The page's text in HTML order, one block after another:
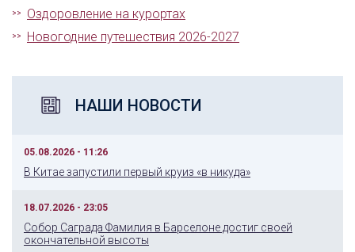
Оздоровление на курортах
Новогодние путешествия 2026-2027
НАШИ НОВОСТИ
05.08.2026 - 11:26
В Китае запустили первый круиз «в никуда»
18.07.2026 - 23:05
Собор Саграда Фамилия в Барселоне достиг своей
окончательной высоты